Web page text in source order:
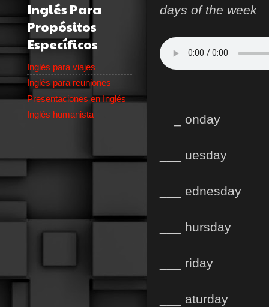
days of the week
_ onday
___ uesday
___ ednesday
___ hursday
___ riday
___ aturday
Inglés Para
Propósitos
Específicos
Inglés para viajes
Inglés para reuniones
Presentaciones en Inglés
Inglés humanista